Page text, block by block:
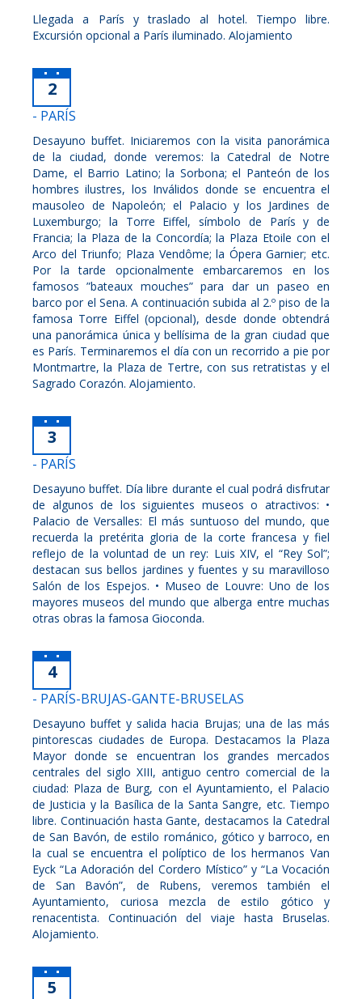
Llegada a París y traslado al hotel. Tiempo libre.
Excursión opcional a París iluminado. Alojamiento
2
- PARÍS
Desayuno buffet. Iniciaremos con la visita panorámica
de la ciudad, donde veremos: la Catedral de Notre
Dame, el Barrio Latino; la Sorbona; el Panteón de los
hombres ilustres, los Inválidos donde se encuentra el
mausoleo de Napoleón; el Palacio y los Jardines de
Luxemburgo; la Torre Eiffel, símbolo de París y de
Francia; la Plaza de la Concordía; la Plaza Etoile con el
Arco del Triunfo; Plaza Vendôme; la Ópera Garnier; etc.
Por la tarde opcionalmente embarcaremos en los
famosos ”bateaux mouches” para dar un paseo en
barco por el Sena. A continuación subida al 2.º piso de la
famosa Torre Eiffel (opcional), desde donde obtendrá
una panorámica única y bellísima de la gran ciudad que
es París. Terminaremos el día con un recorrido a pie por
Montmartre, la Plaza de Tertre, con sus retratistas y el
Sagrado Corazón. Alojamiento.
3
- PARÍS
Desayuno buffet. Día libre durante el cual podrá disfrutar
de algunos de los siguientes museos o atractivos: •
Palacio de Versalles: El más suntuoso del mundo, que
recuerda la pretérita gloria de la corte francesa y fiel
reflejo de la voluntad de un rey: Luis XIV, el “Rey Sol”;
destacan sus bellos jardines y fuentes y su maravilloso
Salón de los Espejos. • Museo de Louvre: Uno de los
mayores museos del mundo que alberga entre muchas
otras obras la famosa Gioconda.
4
- PARÍS-BRUJAS-GANTE-BRUSELAS
Desayuno buffet y salida hacia Brujas; una de las más
pintorescas ciudades de Europa. Destacamos la Plaza
Mayor donde se encuentran los grandes mercados
centrales del siglo XIII, antiguo centro comercial de la
ciudad: Plaza de Burg, con el Ayuntamiento, el Palacio
de Justicia y la Basílica de la Santa Sangre, etc. Tiempo
libre. Continuación hasta Gante, destacamos la Catedral
de San Bavón, de estilo románico, gótico y barroco, en
la cual se encuentra el políptico de los hermanos Van
Eyck “La Adoración del Cordero Místico” y “La Vocación
de San Bavón”, de Rubens, veremos también el
Ayuntamiento, curiosa mezcla de estilo gótico y
renacentista. Continuación del viaje hasta Bruselas.
Alojamiento.
5